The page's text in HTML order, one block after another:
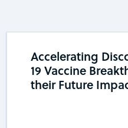
Accelerating
19 Vaccine
their Future